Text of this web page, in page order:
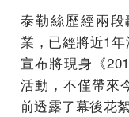
泰勒絲歷經兩
業，已經將近1
宣布將現身《
活動，不僅帶來
前透露了幕後花